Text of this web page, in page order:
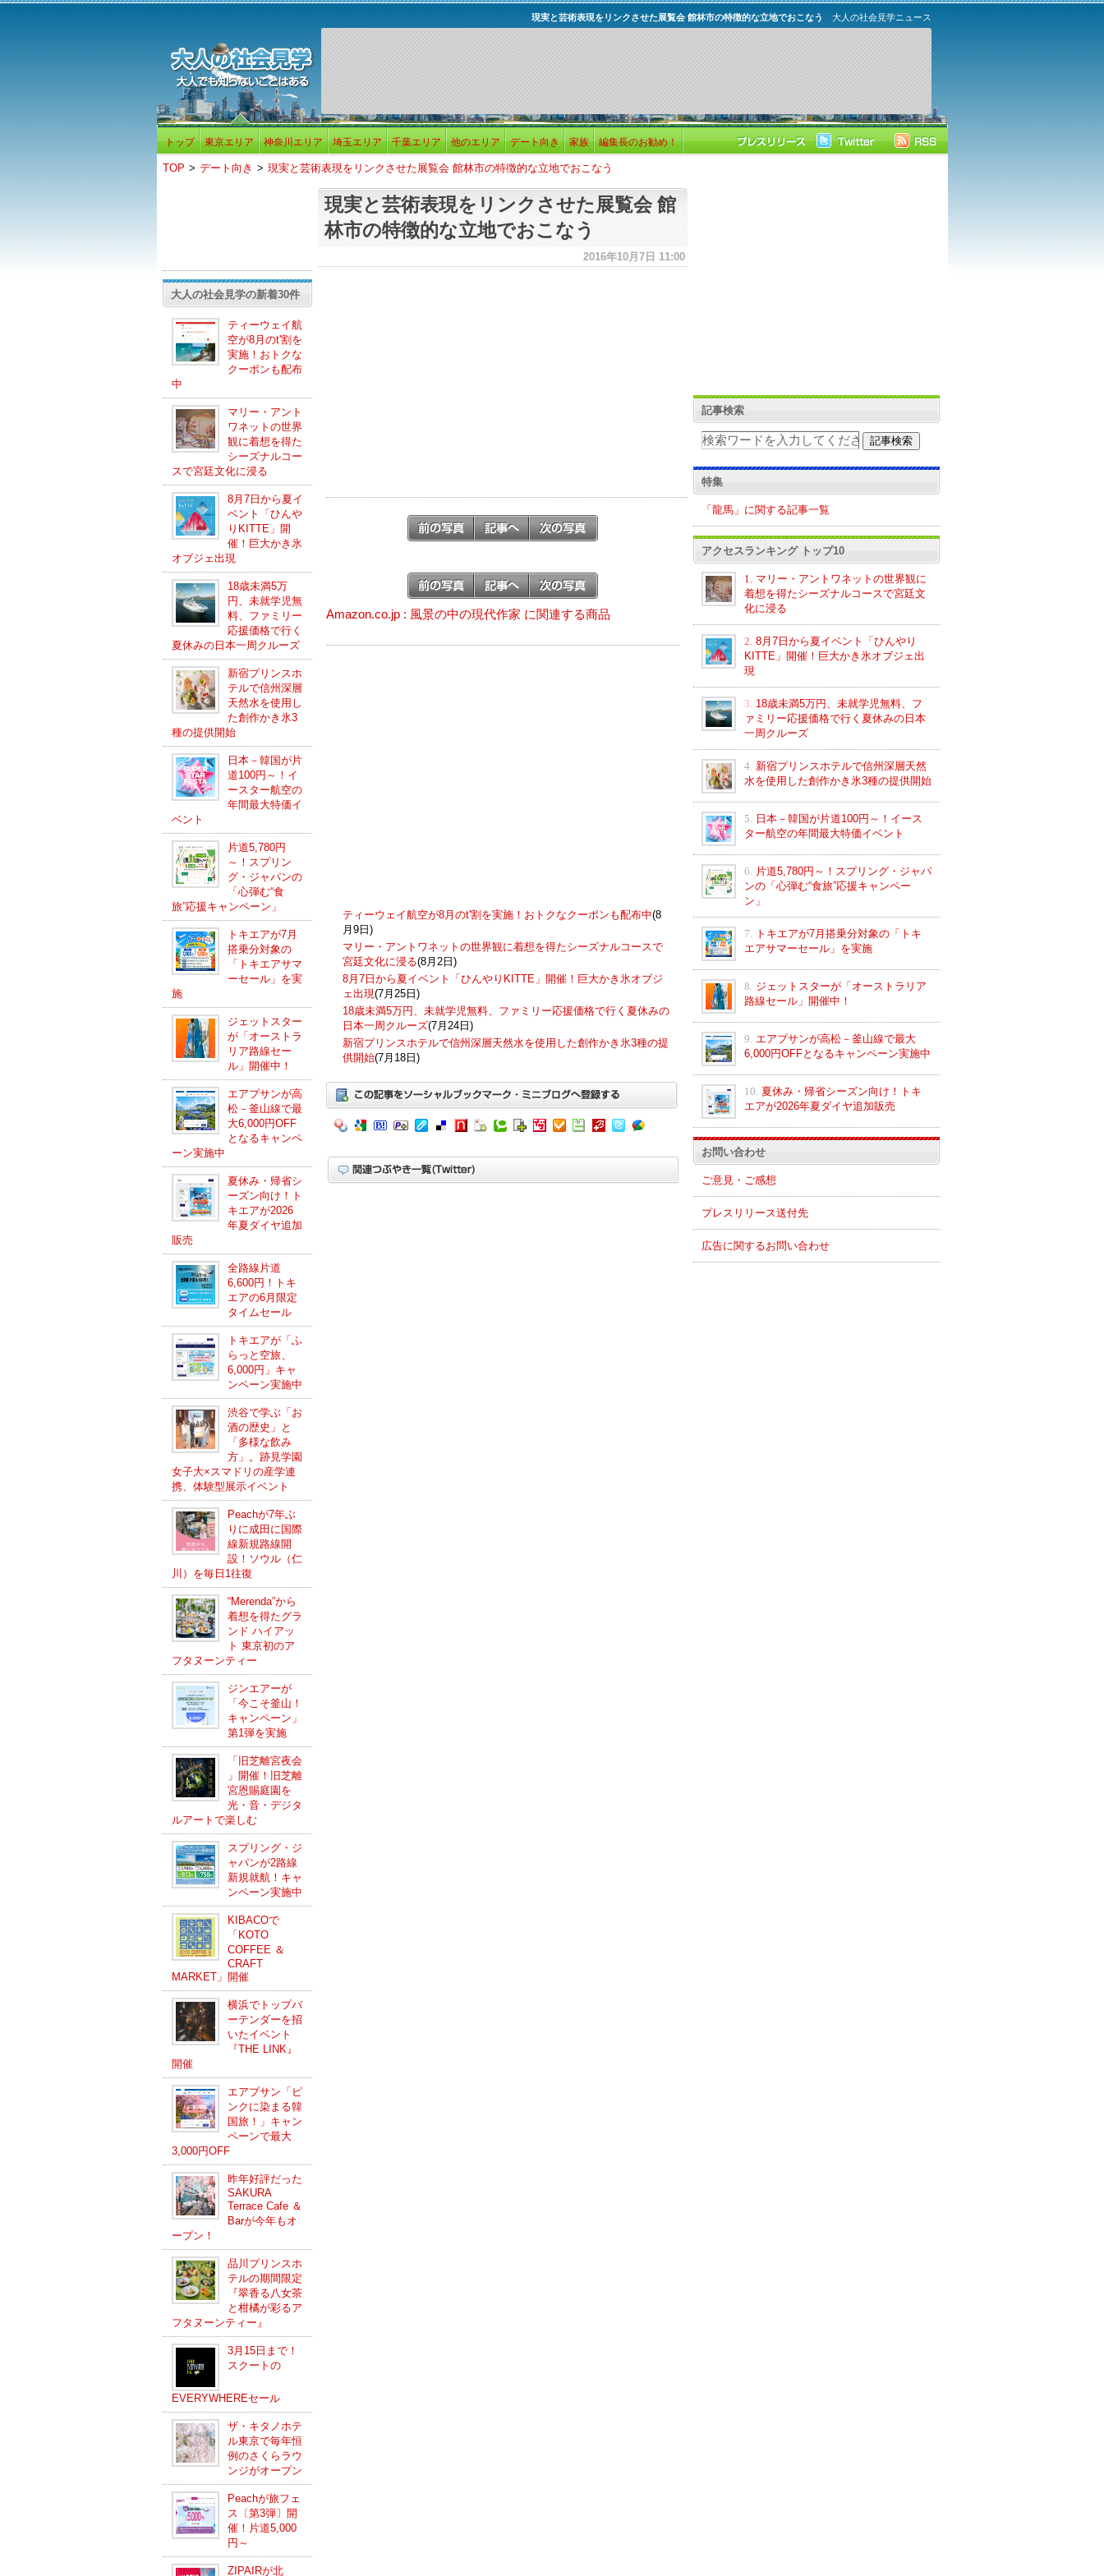
大人の社会見学ニュース
現実と芸術表現をリンクさせた展覧会 館林市の特徴的な立地でおこなう
トップ 東京エリア 神奈川エリア 埼玉エリア 千葉エリア 他のエリア デート向き 家族 編集長のお勧め！
TOP > デート向き > 現実と芸術表現をリンクさせた展覧会 館林市の特徴的な立地でおこなう
大人の社会見学の新着30件
ティーウェイ航
空が8月のt'割を
実施！おトクな
クーポンも配布
中
マリー・アント
ワネットの世界
観に着想を得た
シーズナルコー
スで宮廷文化に浸る
8月7日から夏イ
ベント「ひんや
りKITTE」開
催！巨大かき氷
オブジェ出現
18歳未満5万
円、未就学児無
料、ファミリー
応援価格で行く
夏休みの日本一周クルーズ
新宿プリンスホ
テルで信州深層
天然水を使用し
た創作かき氷3
種の提供開始
日本－韓国が片
道100円～！イ
ースター航空の
年間最大特価イ
ベント
片道5,780円
～！スプリン
グ・ジャパンの
「心弾む“食
旅”応援キャンペーン」
トキエアが7月
搭乗分対象の
「トキエアサマ
ーセール」を実
施
ジェットスター
が「オーストラ
リア路線セー
ル」開催中！
エアプサンが高
松－釜山線で最
大6,000円OFF
となるキャンペ
ーン実施中
夏休み・帰省シ
ーズン向け！ト
キエアが2026
年夏ダイヤ追加
販売
全路線片道
6,600円！トキ
エアの6月限定
タイムセール
トキエアが「ふ
らっと空旅、
6,000円」キャ
ンペーン実施中
渋谷で学ぶ「お
酒の歴史」と
「多様な飲み
方」。跡見学園
女子大×スマドリの産学連
携、体験型展示イベント
Peachが7年ぶ
りに成田に国際
線新規路線開
設！ソウル（仁
川）を毎日1往復
“Merenda”から
着想を得たグラ
ンド ハイアッ
ト 東京初のア
フタヌーンティー
ジンエアーが
「今こそ釜山！
キャンペーン」
第1弾を実施
「旧芝離宮夜会
」開催！旧芝離
宮恩賜庭園を
光・音・デジタ
ルアートで楽しむ
スプリング・ジ
ャパンが2路線
新規就航！キャ
ンペーン実施中
KIBACOで
「KOTO
COFFEE ＆
CRAFT
MARKET」開催
横浜でトップバ
ーテンダーを招
いたイベント
『THE LINK』
開催
エアプサン「ピ
ンクに染まる韓
国旅！」キャン
ペーンで最大
3,000円OFF
昨年好評だった
SAKURA
Terrace Cafe ＆
Barが今年もオ
ープン！
品川プリンスホ
テルの期間限定
『翠香る八女茶
と柑橘が彩るア
フタヌーンティー』
3月15日まで！
スクートの
EVERYWHEREセール
ザ・キタノホテ
ル東京で毎年恒
例のさくらラウ
ンジがオープン
Peachが旅フェ
ス〔第3弾〕開
催！片道5,000
円～
ZIPAIRが北
現実と芸術表現をリンクさせた展覧会 館
林市の特徴的な立地でおこなう
2016年10月7日 11:00
Amazon.co.jp : 風景の中の現代作家 に関連する商品
ティーウェイ航空が8月のt'割を実施！おトクなクーポンも配布中(8
月9日)
マリー・アントワネットの世界観に着想を得たシーズナルコースで
宮廷文化に浸る(8月2日)
8月7日から夏イベント「ひんやりKITTE」開催！巨大かき氷オブジ
ェ出現(7月25日)
18歳未満5万円、未就学児無料、ファミリー応援価格で行く夏休みの
日本一周クルーズ(7月24日)
新宿プリンスホテルで信州深層天然水を使用した創作かき氷3種の提
供開始(7月18日)
記事検索
特集
「龍馬」に関する記事一覧
アクセスランキング トップ10
1.
マリー・アントワネットの世界観に
着想を得たシーズナルコースで宮廷文
化に浸る
2. 8月7日から夏イベント「ひんやり
KITTE」開催！巨大かき氷オブジェ出
現
3. 18歳未満5万円、未就学児無料、フ
ァミリー応援価格で行く夏休みの日本
一周クルーズ
4. 新宿プリンスホテルで信州深層天然
水を使用した創作かき氷3種の提供開始
5.
日本－韓国が片道100円～！イース
ター航空の年間最大特価イベント
6.
片道5,780円～！スプリング・ジャパ
ンの「心弾む“食旅”応援キャンペー
ン」
7.
トキエアが7月搭乗分対象の「トキ
エアサマーセール」を実施
8. ジェットスターが「オーストラリア
路線セール」開催中！
9. エアプサンが高松－釜山線で最大
6,000円OFFとなるキャンペーン実施中
10. 夏休み・帰省シーズン向け！トキ
エアが2026年夏ダイヤ追加販売
お問い合わせ
ご意見・ご感想
プレスリリース送付先
広告に関するお問い合わせ